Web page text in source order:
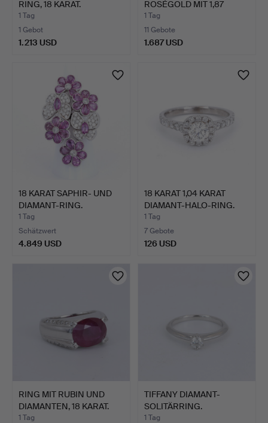
RING, 18 KARAT.
1 Tag
1 Gebot
1.213 USD
ROSÉGOLD MIT 1,87
KARAT …
1 Tag
11 Gebote
1.687 USD
18 KARAT SAPHIR- UND
DIAMANT-RING.
1 Tag
Schätzwert
4.849 USD
18 KARAT 1,04 KARAT
DIAMANT-HALO-RING.
1 Tag
7 Gebote
126 USD
RING MIT RUBIN UND
DIAMANTEN, 18 KARAT.
1 Tag
TIFFANY DIAMANT-
SOLITÄRRING.
1 Tag